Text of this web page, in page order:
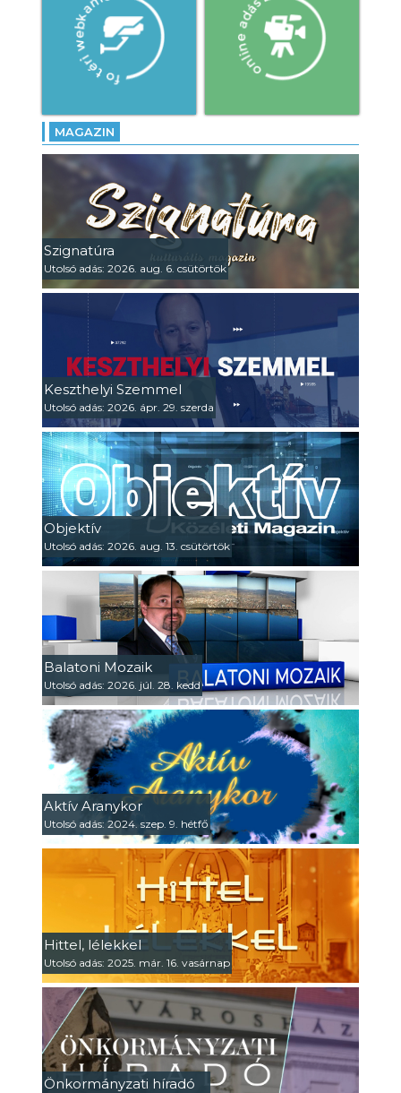
MAGAZIN
Szignatúra
Utolsó adás: 2026. aug. 6. csütörtök
Keszthelyi Szemmel
Utolsó adás: 2026. ápr. 29. szerda
Objektív
Utolsó adás: 2026. aug. 13. csütörtök
Balatoni Mozaik
Utolsó adás: 2026. júl. 28. kedd
Aktív Aranykor
Utolsó adás: 2024. szep. 9. hétfő
Hittel, lélekkel
Utolsó adás: 2025. már. 16. vasárnap
Önkormányzati híradó